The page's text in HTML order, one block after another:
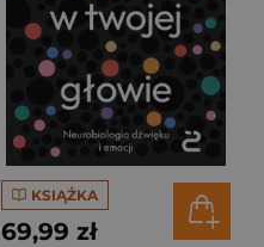
KSIĄŻKA
69,99 zł